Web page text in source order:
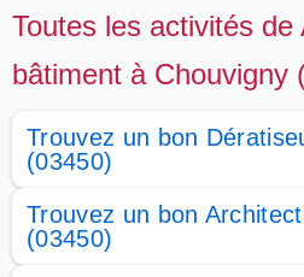
Toutes les activités de
bâtiment à Chouvigny
Trouvez un bon
(03450)
Trouvez un bon
(03450)